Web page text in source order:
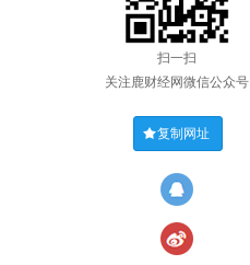
扫一扫
关注鹿财经网微信公众号
复制网址